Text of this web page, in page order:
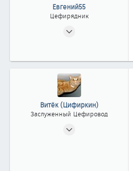
Евгений55
Цефирядник
Витёк (Цифиркин)
Заслуженный Цефировод